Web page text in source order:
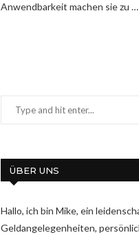
Anwendbarkeit machen sie zu …
ÜBER UNS
Hallo, ich bin Mike, ein
Geldangelegenheiten,